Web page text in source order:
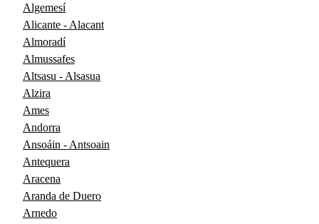
Algemesí
Alicante - Alacant
Almoradí
Almussafes
Altsasu - Alsasua
Alzira
Ames
Andorra
Ansoáin - Antsoain
Antequera
Aracena
Aranda de Duero
Arnedo